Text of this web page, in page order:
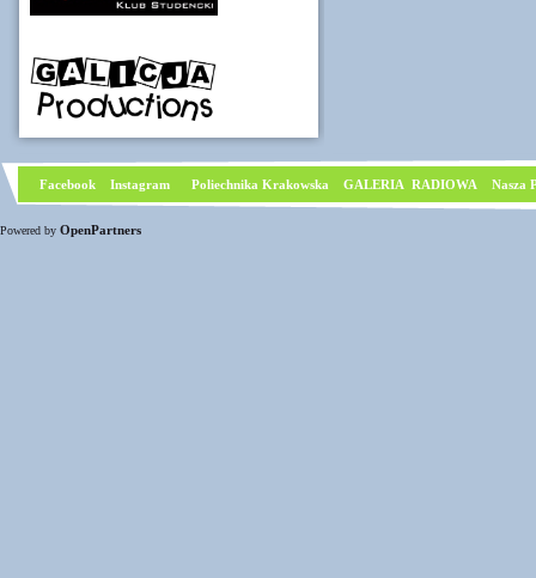
Facebook Instagram Poliechnika Krakowska GALERIA RADIOWA Nasza
Powered by OpenPartners